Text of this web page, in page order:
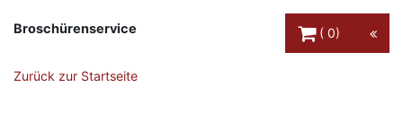
Broschürenservice
0
Zurück zur Startseite